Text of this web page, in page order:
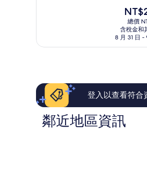
IHG
店
Watford
夠
評
現
在
價
格
為
總價
含稅金和
8 月 31 日 -
登入以查看符合
鄰近地區資訊